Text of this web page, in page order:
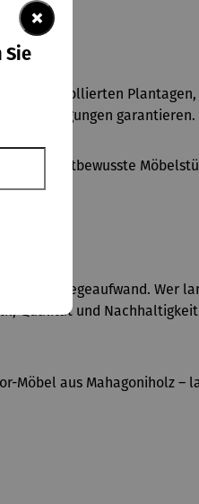
aus kontrollierten Plantagen,
garantieren.
umweltbewusste
Pflegeaufwand. Wer
Qualität und
Möbel aus Mahagoniholz –
×
Sie